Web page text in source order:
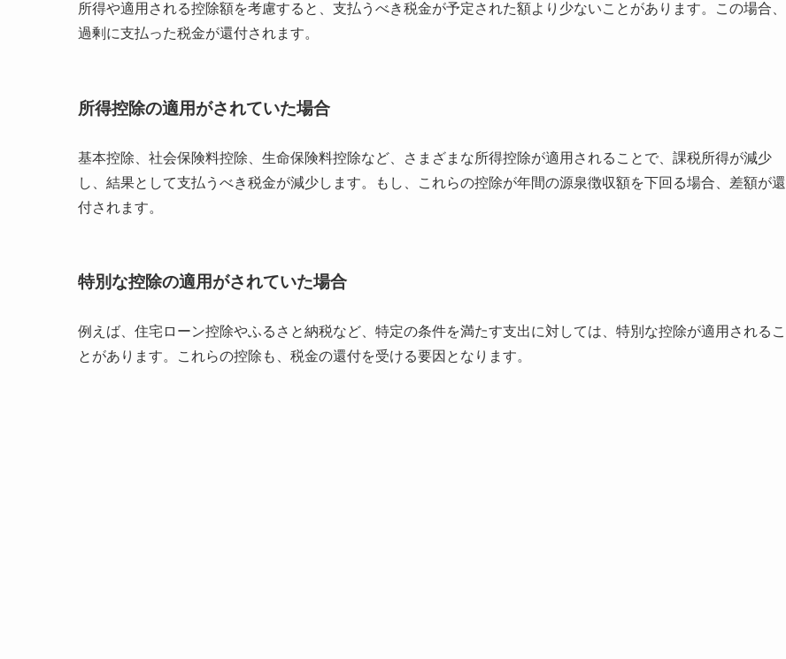
所得や適用される控除額を考慮すると、支払うべき税金が予定された額より少ないことがあります。この場合、
過剰に支払った税金が還付されます。
所得控除の適用がされていた場合
基本控除、社会保険料控除、生命保険料控除など、さまざまな所得控除が適用されることで、課税所得が減少
し、結果として支払うべき税金が減少します。もし、これらの控除が年間の源泉徴収額を下回る場合、差額が還
付されます。
特別な控除の適用がされていた場合
例えば、住宅ローン控除やふるさと納税など、特定の条件を満たす支出に対しては、特別な控除が適用されるこ
とがあります。これらの控除も、税金の還付を受ける要因となります。